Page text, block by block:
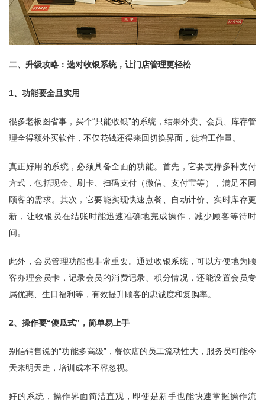
二、升级攻略：选对收银系统，让门店管理更轻松
1、功能要全且实用
很多老板图省事，买个“只能收银”的系统，结果外卖、会员、库存管
理全得额外买软件，不仅花钱还得来回切换界面，徒增工作量。
真正好用的系统，必须具备全面的功能。首先，它要支持多种支付
方式，包括现金、刷卡、扫码支付（微信、支付宝等），满足不同
顾客的需求。其次，它要能实现快速点餐、自动计价、实时库存更
新，让收银员在结账时能迅速准确地完成操作，减少顾客等待时
间。
此外，会员管理功能也非常重要。通过收银系统，可以方便地为顾
客办理会员卡，记录会员的消费记录、积分情况，还能设置会员专
属优惠、生日福利等，有效提升顾客的忠诚度和复购率。
2、操作要“傻瓜式”，简单易上手
别信销售说的“功能多高级”，餐饮店的员工流动性大，服务员可能今
天来明天走，培训成本不容忽视。
好的系统，操作界面简洁直观，即使是新手也能快速掌握操作流